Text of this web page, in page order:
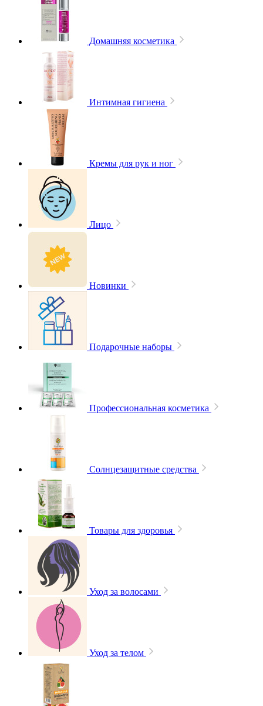
Домашняя косметика
Интимная гигиена
Кремы для рук и ног
Лицо
Новинки
Подарочные наборы
Профессиональная косметика
Солнцезащитные средства
Товары для здоровья
Уход за волосами
Уход за телом